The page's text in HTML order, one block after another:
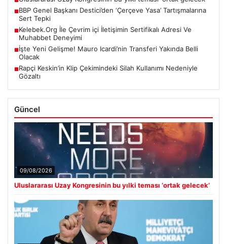
■BBP Genel Başkanı Destici’den ‘Çerçeve Yasa’ Tartışmalarına
Sert Tepki
■Kelebek.Org İle Çevrim içi İletişimin Sertifikalı Adresi Ve
Muhabbet Deneyimi
■İşte Yeni Gelişme! Mauro Icardi’nin Transferi Yakında Belli
Olacak
■Rapçi Keskin’in Klip Çekimindeki Silah Kullanımı Nedeniyle
Gözaltı
Güncel
09/08/2026
Uluslararası Uzay Kongresinin bu yılki teması ‘ortak gelecek’